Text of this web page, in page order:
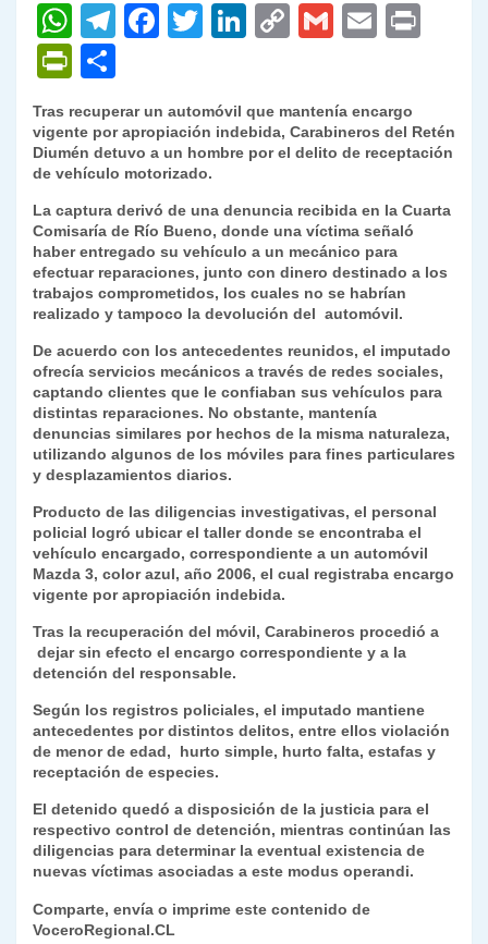
W
h
at
s
A
p
p
T
gr
a
m
F
e
b
o
o
k
T
er
Li
e
dI
C
y
Li
k
G
l
E
l
P
nt
Fr
ie
n
dl
y
m
p
ar
tir
Tras recuperar un automóvil que mantenía encargo
vigente por apropiación indebida, Carabineros del Retén
Diumén detuvo a un hombre por el delito de receptación
de vehículo motorizado.
La captura derivó de una denuncia recibida en la Cuarta
Comisaría de Río Bueno, donde una víctima señaló
haber entregado su vehículo a un mecánico para
efectuar reparaciones, junto con dinero destinado a los
trabajos comprometidos, los cuales no se habrían
realizado y tampoco la devolución del automóvil.
De acuerdo con los antecedentes reunidos, el imputado
ofrecía servicios mecánicos a través de redes sociales,
captando clientes que le confiaban sus vehículos para
distintas reparaciones. No obstante, mantenía
denuncias similares por hechos de la misma naturaleza,
utilizando algunos de los móviles para fines particulares
y desplazamientos diarios.
Producto de las diligencias investigativas, el personal
policial logró ubicar el taller donde se encontraba el
vehículo encargado, correspondiente a un automóvil
Mazda 3, color azul, año 2006, el cual registraba encargo
vigente por apropiación indebida.
Tras la recuperación del móvil, Carabineros procedió a
dejar sin efecto el encargo correspondiente y a la
detención del responsable.
Según los registros policiales, el imputado mantiene
antecedentes por distintos delitos, entre ellos violación
de menor de edad, hurto simple, hurto falta, estafas y
receptación de especies.
El detenido quedó a disposición de la justicia para el
respectivo control de detención, mientras continúan las
diligencias para determinar la eventual existencia de
nuevas víctimas asociadas a este modus operandi.
Comparte, envía o imprime este contenido de
VoceroRegional.CL